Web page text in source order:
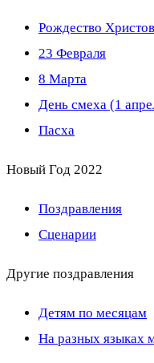
Рождество
23 Февраля
8 Марта
День смеха (1
Пасха
Новый Год 2022
Поздравления
Сценарии
Другие поздравления
Детям по месяцам
На разных языках